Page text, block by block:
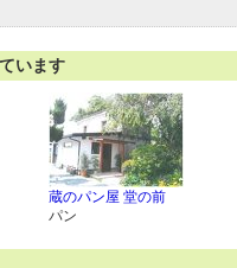
います
蔵のパン屋 堂の前
パン